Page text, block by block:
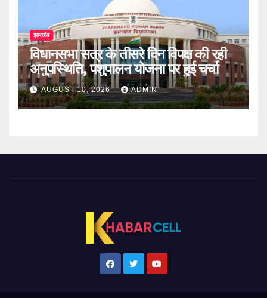
झारखंड
विधानसभा सत्र के तीसरे दिन विपक्ष की रही
अनुपस्थिति, पशुपालन योजना पर हुई चर्चा
AUGUST 10, 2026 ADMIN